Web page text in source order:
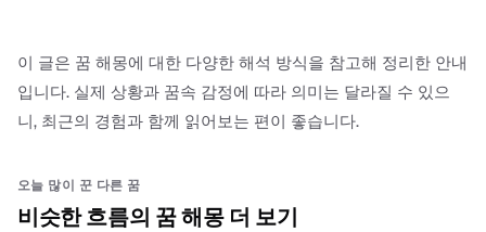
이 글은 꿈 해몽에 대한 다양한 해석 방식을 참고해 정리한 안내
입니다. 실제 상황과 꿈속 감정에 따라 의미는 달라질 수 있으
니, 최근의 경험과 함께 읽어보는 편이 좋습니다.
오늘 많이 꾼 다른 꿈
비슷한 흐름의 꿈 해몽 더 보기